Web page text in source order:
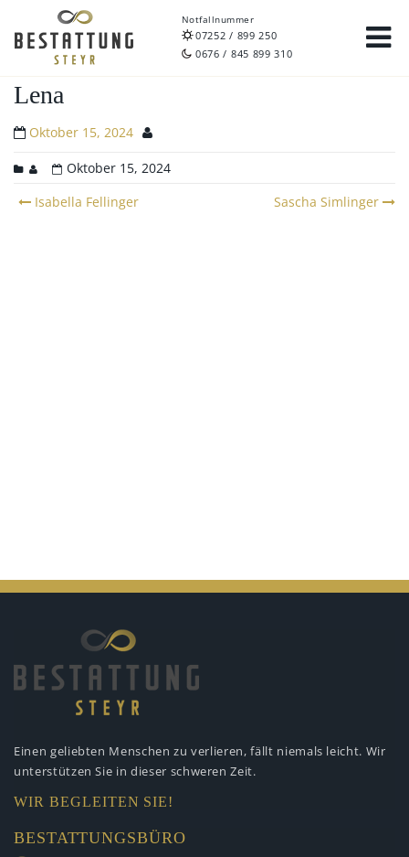
Notfallnummer
07252 / 899 250
0676 / 845 899 310
Lena
Oktober 15, 2024
Oktober 15, 2024
Post
Isabella Fellinger Sascha Simlinger
Einen geliebten Menschen zu verlieren, fällt niemals leicht. Wir
unterstützen Sie in dieser schweren Zeit.
WIR BEGLEITEN SIE!
BESTATTUNGSBÜRO